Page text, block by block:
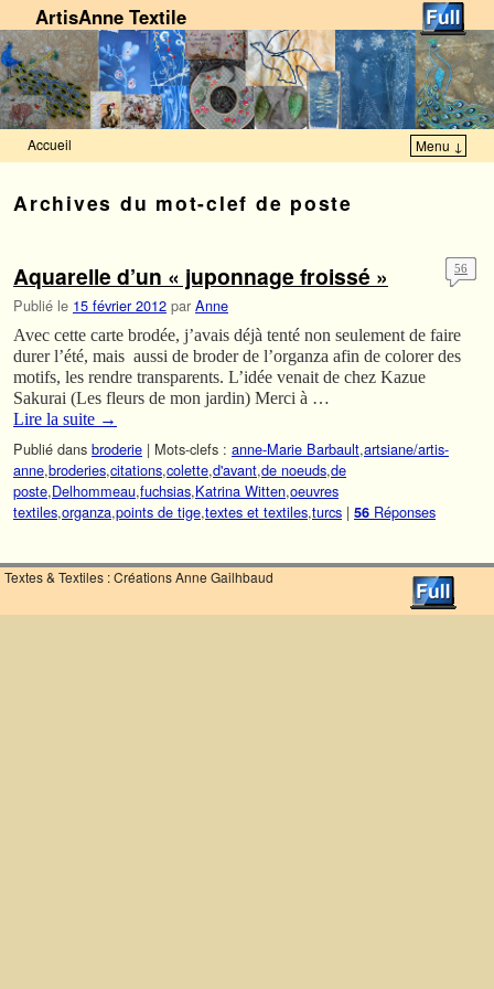
ArtisAnne Textile
Accueil Menu ↓
Archives du mot-clef de poste
Aquarelle d’un « juponnage froissé »
Publié le 15 février 2012 par Anne
56
Avec cette carte brodée, j’avais déjà tenté non seulement de faire
durer l’été, mais aussi de broder de l’organza afin de colorer des
motifs, les rendre transparents. L’idée venait de chez Kazue
Sakurai (Les fleurs de mon jardin) Merci à …
Lire la suite →
Publié dans broderie | Mots-clefs : anne-Marie Barbault,artsiane/artis-
anne,broderies,citations,colette,d'avant,de noeuds,de
poste,Delhommeau,fuchsias,Katrina Witten,oeuvres
textiles,organza,points de tige,textes et textiles,turcs | 56 Réponses
Textes & Textiles : Créations Anne Gailhbaud